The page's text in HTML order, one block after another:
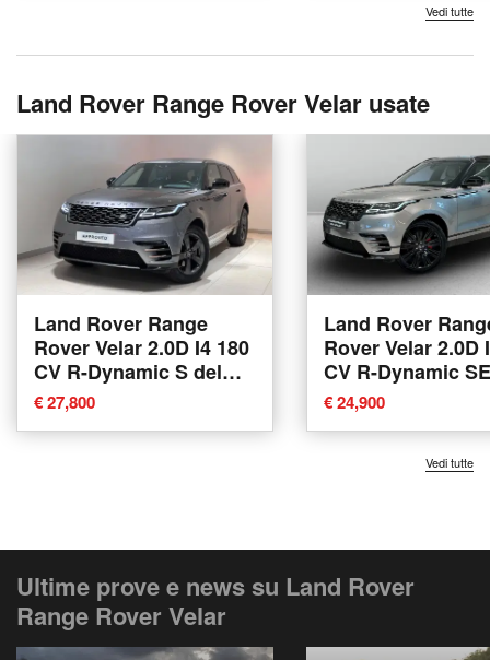
Vedi tutte
Land Rover Range Rover Velar usate
Land Rover Range
Rover Velar 2.0D I4 180
CV R-Dynamic S del
2020 usata a Varese
€ 27,800
Land Rover
Rover Velar 2.0D
CV R-Dynamic
2019 usata a
€ 24,900
Vedi tutte
Ultime prove e news su Land Rover
Range Rover Velar